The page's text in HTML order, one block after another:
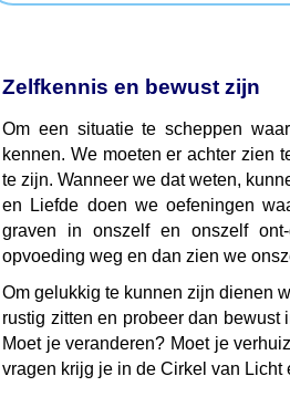
Zelfkennis en bewust zijn
Om een situatie te scheppen
kennen. We moeten er achter zien
te zijn. Wanneer we dat weten,
en Liefde doen we oefeningen
graven in onszelf en onszelf
opvoeding weg en dan zien we
Om gelukkig te kunnen zijn dienen
rustig zitten en probeer dan
Moet je veranderen? Moet je
vragen krijg je in de Cirkel van Licht